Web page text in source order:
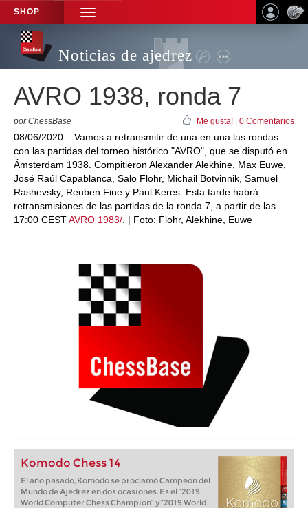
SHOP
TOGGLE
NAVIGATION
Noticias de ajedrez
AVRO 1938, ronda 7
por ChessBase Me gusta! 0 Comentarios
08/06/2020 – Vamos a retransmitir de una en una las rondas
con las partidas del torneo histórico "AVRO", que se disputó en
Ámsterdam 1938. Compitieron Alexander Alekhine, Max Euwe,
José Raúl Capablanca, Salo Flohr, Michail Botvinnik, Samuel
Rashevsky, Reuben Fine y Paul Keres. Esta tarde habrá
retransmisiones de las partidas de la ronda 7, a partir de las
17:00 CESTAVRO 1983/ . | Foto: Flohr, Alekhine, Euwe
Komodo Chess 14
El año pasado, Komodo se proclamó Campeón del
Mundo de Ajedrez en dos ocasiones. Es el “2019
World Computer Chess Champion“ y “2019 World